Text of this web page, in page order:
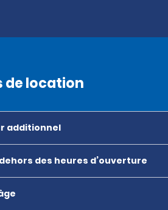
de location
additionnel
des heures d’ouverture